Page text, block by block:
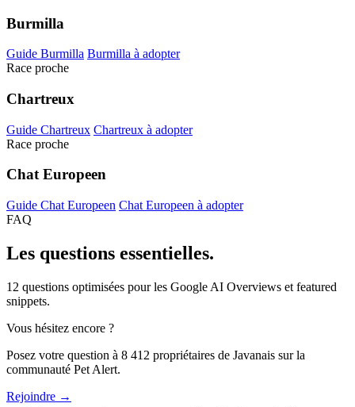
Burmilla
Guide Burmilla Burmilla à adopter
Race proche
Chartreux
Guide Chartreux Chartreux à adopter
Race proche
Chat Europeen
Guide Chat Europeen Chat Europeen à adopter
FAQ
Les questions essentielles.
12 questions optimisées pour les Google AI Overviews et featured
snippets.
Vous hésitez encore ?
Posez votre question à 8 412 propriétaires de Javanais sur la
communauté Pet Alert.
Rejoindre →